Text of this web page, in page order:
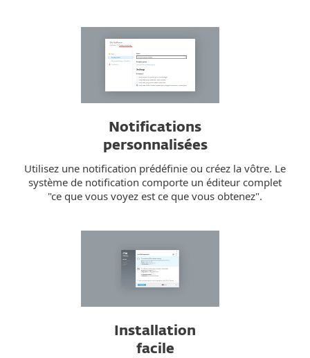
Notifications
personnalisées
Utilisez une notification prédéfinie ou créez la vôtre. Le
système de notification comporte un éditeur complet
"ce que vous voyez est ce que vous obtenez".
Installation
facile